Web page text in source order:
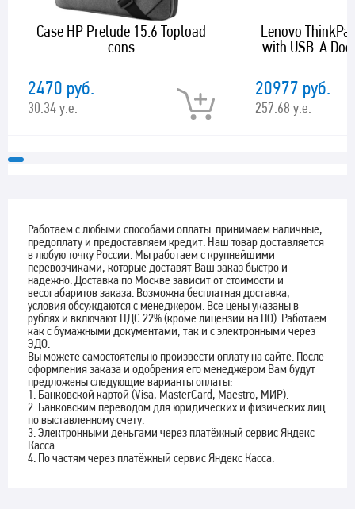
Case HP Prelude 15.6 Topload
cons
2470 руб.
30.34 у.е.
Lenovo
with USB-A
20977 руб.
257.68 у.е.
Работаем с любыми способами оплаты: принимаем наличные,
предоплату и предоставляем кредит. Наш товар доставляется
в любую точку России. Мы работаем с крупнейшими
перевозчиками, которые доставят Ваш заказ быстро и
надежно. Доставка по Москве зависит от стоимости и
весогабаритов заказа. Возможна бесплатная доставка,
условия обсуждаются с менеджером. Все цены указаны в
рублях и включают НДС 22% (кроме лицензий на ПО). Работаем
как с бумажными документами, так и с электронными через
ЭДО.
Вы можете самостоятельно произвести оплату на сайте. После
оформления заказа и одобрения его менеджером Вам будут
предложены следующие варианты оплаты:
1. Банковской картой (Visa, MasterCard, Maestro, МИР).
2. Банковским переводом для юридических и физических лиц
по выставленному счету.
3. Электронными деньгами через платёжный сервис Яндекс
Касса.
4. По частям через платёжный сервис Яндекс Касса.